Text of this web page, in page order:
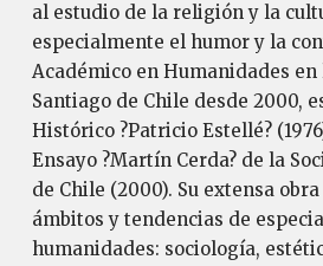
al estudio de la religión y la
especialmente el humor y la
Académico en Humanidades
Santiago de Chile desde 2000,
Histórico ?Patricio Estellé?
Ensayo ?Martín Cerda? de la
de Chile (2000). Su extensa
ámbitos y tendencias de
humanidades: sociología,